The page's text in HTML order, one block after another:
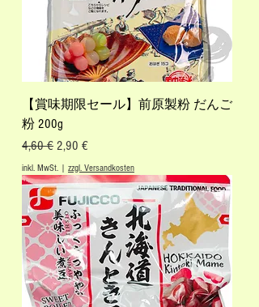
【賞味期限セール】前原製粉 だんご
粉 200g
Standardpreis
4,60 € Sale-Preis
2,90 €
inkl. MwSt. | zzgl. Versandkosten